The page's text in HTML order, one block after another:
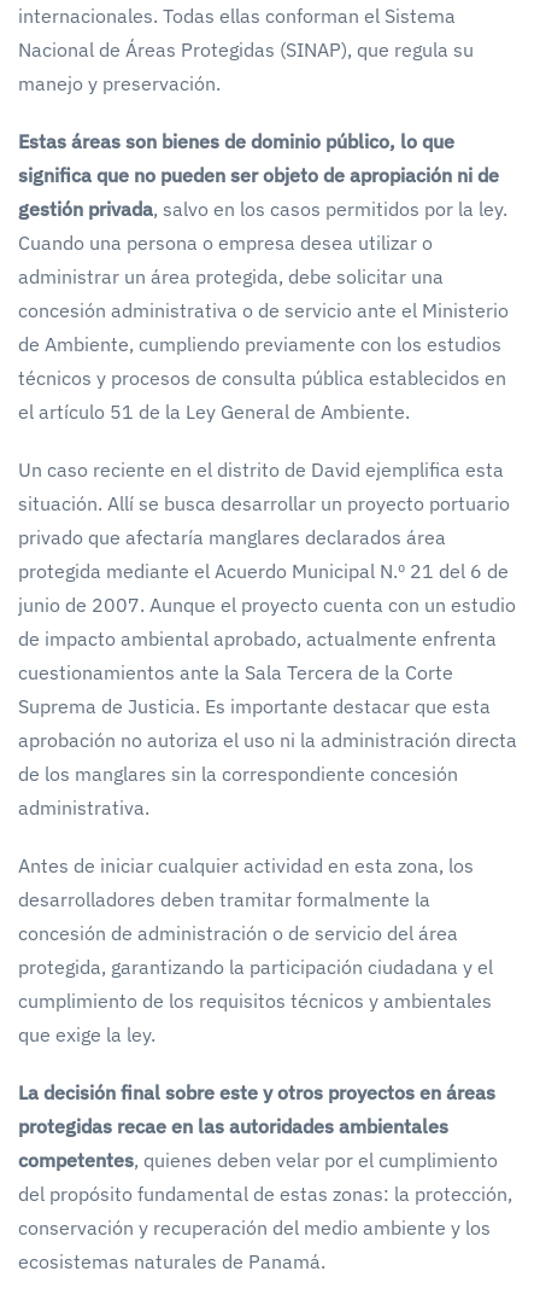
internacionales. Todas ellas conforman el Sistema
Nacional de Áreas Protegidas (SINAP), que regula su
manejo y preservación.
Estas áreas son bienes de dominio público, lo que
significa que no pueden ser objeto de apropiación ni de
gestión privada, salvo en los casos permitidos por la ley.
Cuando una persona o empresa desea utilizar o
administrar un área protegida, debe solicitar una
concesión administrativa o de servicio ante el Ministerio
de Ambiente, cumpliendo previamente con los estudios
técnicos y procesos de consulta pública establecidos en
el artículo 51 de la Ley General de Ambiente.
Un caso reciente en el distrito de David ejemplifica esta
situación. Allí se busca desarrollar un proyecto portuario
privado que afectaría manglares declarados área
protegida mediante el Acuerdo Municipal N.º 21 del 6 de
junio de 2007. Aunque el proyecto cuenta con un estudio
de impacto ambiental aprobado, actualmente enfrenta
cuestionamientos ante la Sala Tercera de la Corte
Suprema de Justicia. Es importante destacar que esta
aprobación no autoriza el uso ni la administración directa
de los manglares sin la correspondiente concesión
administrativa.
Antes de iniciar cualquier actividad en esta zona, los
desarrolladores deben tramitar formalmente la
concesión de administración o de servicio del área
protegida, garantizando la participación ciudadana y el
cumplimiento de los requisitos técnicos y ambientales
que exige la ley.
La decisión final sobre este y otros proyectos en áreas
protegidas recae en las autoridades ambientales
competentes, quienes deben velar por el cumplimiento
del propósito fundamental de estas zonas: la protección,
conservación y recuperación del medio ambiente y los
ecosistemas naturales de Panamá.